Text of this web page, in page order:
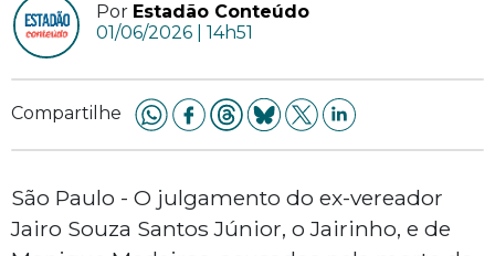
Por Estadão Conteúdo
01/06/2026 | 14h51
Compartilhe
São Paulo - O julgamento do ex-vereador
Jairo Souza Santos Júnior, o Jairinho, e de